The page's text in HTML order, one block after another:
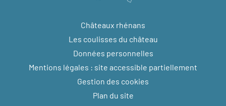
Châteaux rhénans
Les coulisses du château
Données personnelles
Mentions légales : site accessible partiellement
Gestion des cookies
Plan du site